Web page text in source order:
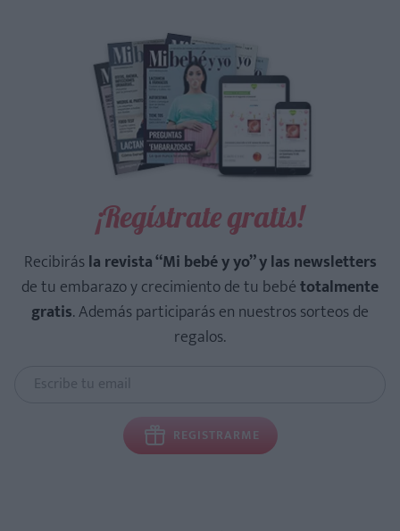
¡Regístrate gratis!
Recibirásla revista “Mi bebé y yo” y las newsletters
de tu embarazo y crecimiento de tu bebétotalmente
gratis. Además participarás en nuestros sorteos de
regalos.
REGISTRARME